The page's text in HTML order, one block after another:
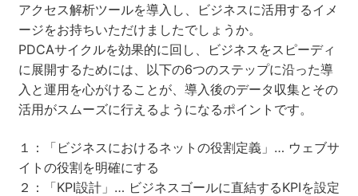
アクセス解析ツールを導入し、ビジネスに活用するイメ
ージをお持ちいただけましたでしょうか。
PDCAサイクルを効果的に回し、ビジネスをスピーディ
に展開するためには、以下の6つのステップに沿った導
入と運用を心がけることが、導入後のデータ収集とその
活用がスムーズに行えるようになるポイントです。
１：「ビジネスにおけるネットの役割定義」… ウェブサ
イトの役割を明確にする
２：「KPI設計」… ビジネスゴールに直結するKPIを設定